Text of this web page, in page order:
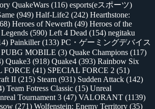
QuakeWars (116) esports(eスポーツ)
(949) Half-Life2 (242) Hearthstone:
Heroes of Newerth (49) Heroes of the
(590) Left 4 Dead (154) negitaku
Painkiller(133) PC・ゲーミングデバイス
PUBG MOBILE (3) Quake Champions (117)
Quake3 (918) Quake4 (393) Rainbow Six
FORCE (41) SPECIAL FORCE 2 (51)
II (215) Steam (931) Sudden Attack (142)
Team Fotress Classic (15) Unreal
Tournament 3 (47) VALORANT (1139)
(271) Wolfenstein: Enemy Territory (35)